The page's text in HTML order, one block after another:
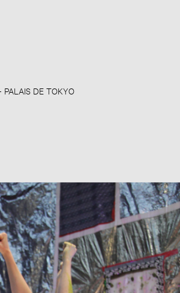
PALAIS DE TOKYO